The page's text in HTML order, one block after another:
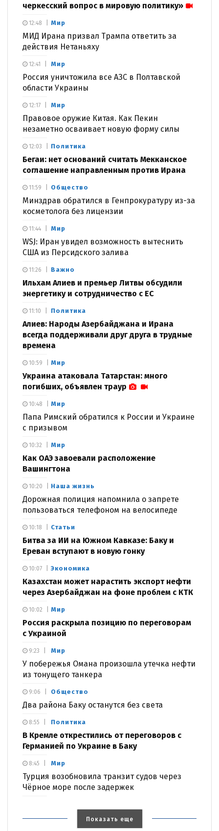
черкесский вопрос в мировую политику»
Мир
МИД Ирана призвал Трампа ответить за
действия Нетаньяху
12:48
Мир
Россия уничтожила все АЗС в Полтавской
области Украины
12:41
Мир
Правовое оружие Китая. Как Пекин
незаметно осваивает новую форму силы
12:17
Политика
Бегаи: нет оснований считать Мекканское
соглашение направленным против Ирана
12:03
Общество
Минздрав обратился в Генпрокуратуру из-за
косметолога без лицензии
11:59
Мир
WSJ: Иран увидел возможность вытеснить
США из Персидского залива
11:44
Важно
Ильхам Алиев и премьер Литвы обсудили
энергетику и сотрудничество с ЕС
11:26
Политика
Алиев: Народы Азербайджана и Ирана
всегда поддерживали друг друга в трудные
времена
11:10
Мир
Украина атаковала Татарстан: много
погибших, объявлен траур
10:59
Мир
Папа Римский обратился к России и Украине
с призывом
10:48
Мир
Как ОАЭ завоевали расположение
Вашингтона
10:32
Наша жизнь
Дорожная полиция напомнила о запрете
пользоваться телефоном на велосипеде
10:20
Статьи
Битва за ИИ на Южном Кавказе: Баку и
Ереван вступают в новую гонку
10:18
Экономика
Казахстан может нарастить экспорт нефти
через Азербайджан на фоне проблем с КТК
10:07
Мир
Россия раскрыла позицию по переговорам
с Украиной
10:02
Мир
У побережья Омана произошла утечка нефти
из тонущего танкера
9:23
Общество
Два района Баку останутся без света
9:06
Политика
В Кремле открестились от переговоров с
Германией по Украине в Баку
8:55
Мир
Турция возобновила транзит судов через
Чёрное море после задержек
8:45
Показать еще